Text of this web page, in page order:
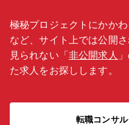
極秘プロジェクトにかか
など、サイト上では公開
見られない「 非公開求人
た求人をお探しします。
転職コンサ